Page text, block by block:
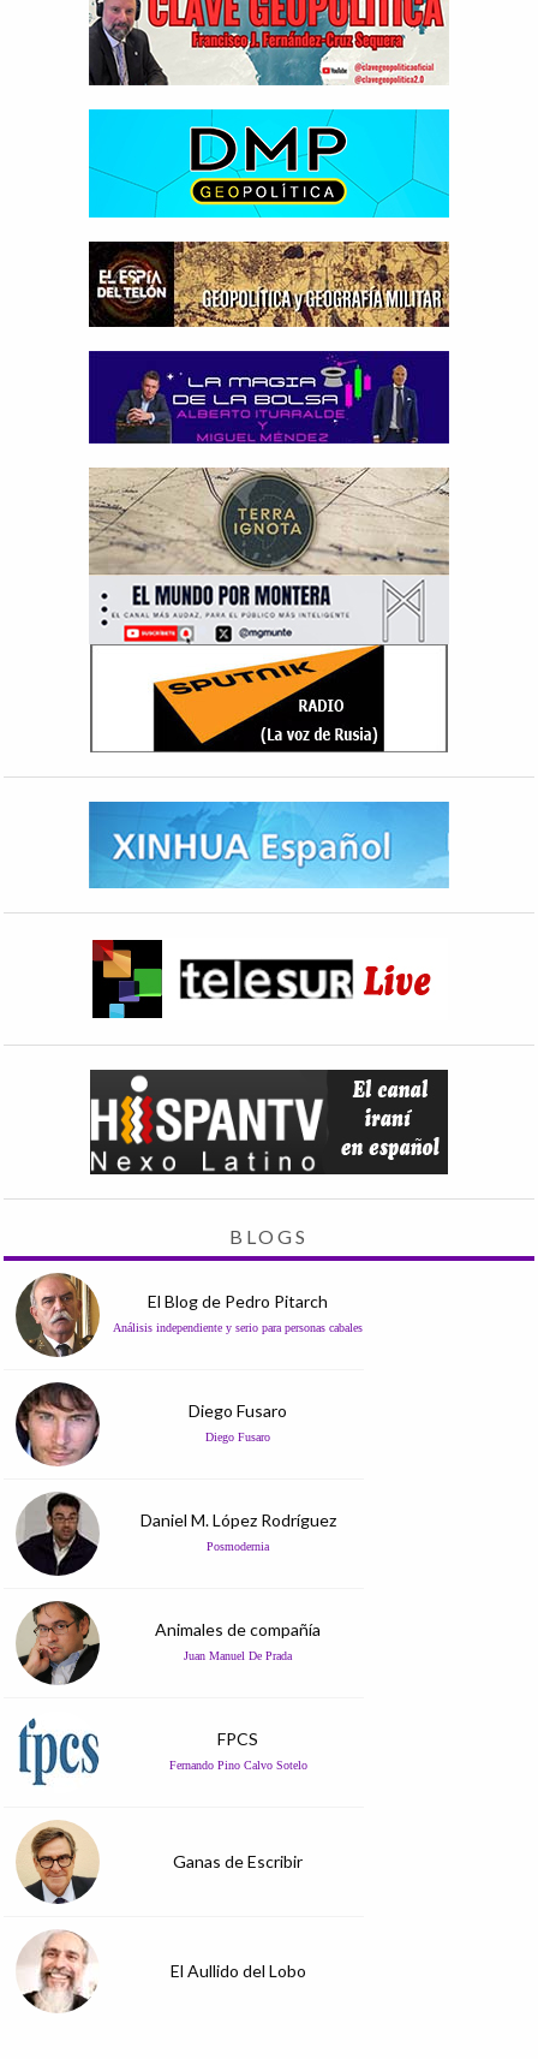
BLOGS
El Blog de Pedro Pitarch
Análisis independiente y serio para personas cabales
Diego Fusaro
Diego Fusaro
Daniel M. López Rodríguez
Posmodernia
Animales de compañía
Juan Manuel De Prada
FPCS
Fernando Pino Calvo Sotelo
Ganas de Escribir
El Aullido del Lobo